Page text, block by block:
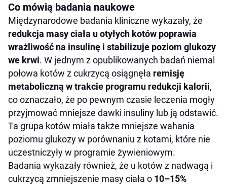
Co to oznacza dla opiekunów kotów
Co mówią badania naukowe
Międzynarodowe badania kliniczne wykazały, że
redukcja masy ciała u otyłych kotów poprawia
wrażliwość na insulinę i stabilizuje poziom glukozy
we krwi. W jednym z opublikowanych badań niemal
połowa kotów z cukrzycą osiągnęła remisję
metaboliczną w trakcie programu redukcji kalorii,
co oznaczało, że po pewnym czasie leczenia mogły
przyjmować mniejsze dawki insuliny lub ją odstawić.
Ta grupa kotów miała także mniejsze wahania
poziomu glukozy w porównaniu z kotami, które nie
uczestniczyły w programie żywieniowym.
Badania wykazały również, że u kotów z nadwagą i
cukrzycą zmniejszenie masy ciała o 10–15%